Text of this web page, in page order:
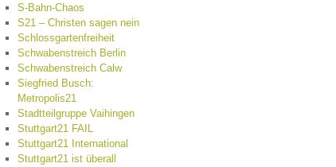
S-Bahn-Chaos
S21 – Christen sagen nein
Schlossgartenfreiheit
Schwabenstreich Berlin
Schwabenstreich Calw
Siegfried Busch:
Metropolis21
Stadtteilgruppe Vaihingen
Stuttgart21 FAIL
Stuttgart21 International
Stuttgart21 ist überall